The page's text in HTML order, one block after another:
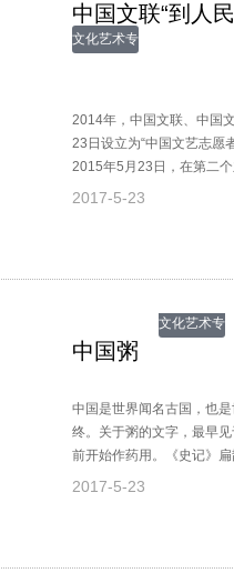
中国文联“到人
文化艺术专
2014年，中国文联、中国
23日设立为“中国文艺志愿
2015年5月23日，在第二
组副书记、副主席李屹，
2017-5-23
中国粥
文化艺术专
中国是世界闻名古国，也
终。关于粥的文字，最早
前开始作药用。《史记》扁
2017-5-23